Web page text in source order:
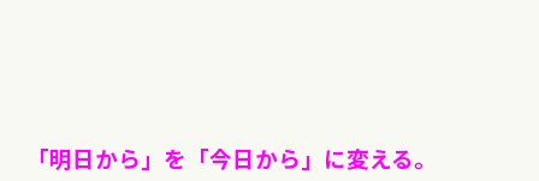
「明日から」を「今日から」に変える。